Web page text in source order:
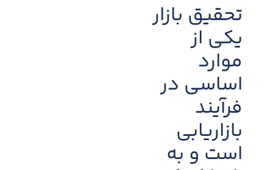
تحقیق بازار
یکی از
موارد
اساسی در
فرآیند
بازاریابی
است و به